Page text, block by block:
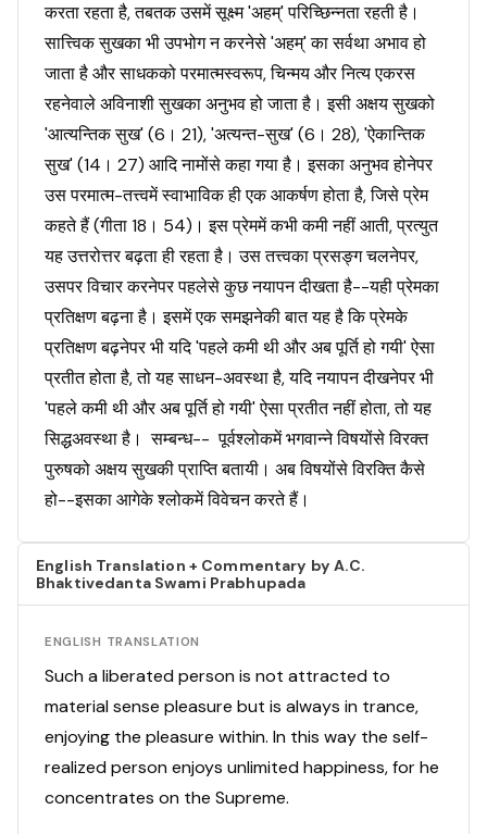
करता रहता है, तबतक उसमें सूक्ष्म 'अहम्' परिच्छिन्नता रहती है।
सात्त्विक सुखका भी उपभोग न करनेसे 'अहम्' का सर्वथा अभाव हो
जाता है और साधकको परमात्मस्वरूप, चिन्मय और नित्य एकरस
रहनेवाले अविनाशी सुखका अनुभव हो जाता है। इसी अक्षय सुखको
'आत्यन्तिक सुख' (6। 21), 'अत्यन्त-सुख' (6। 28), 'ऐकान्तिक
सुख' (14। 27) आदि नामोंसे कहा गया है। इसका अनुभव होनेपर
उस परमात्म-तत्त्वमें स्वाभाविक ही एक आकर्षण होता है, जिसे प्रेम
कहते हैं (गीता 18। 54)। इस प्रेममें कभी कमी नहीं आती, प्रत्युत
यह उत्तरोत्तर बढ़ता ही रहता है। उस तत्त्वका प्रसङ्ग चलनेपर,
उसपर विचार करनेपर पहलेसे कुछ नयापन दीखता है--यही प्रेमका
प्रतिक्षण बढ़ना है। इसमें एक समझनेकी बात यह है कि प्रेमके
प्रतिक्षण बढ़नेपर भी यदि 'पहले कमी थी और अब पूर्ति हो गयी' ऐसा
प्रतीत होता है, तो यह साधन-अवस्था है, यदि नयापन दीखनेपर भी
'पहले कमी थी और अब पूर्ति हो गयी' ऐसा प्रतीत नहीं होता, तो यह
सिद्धअवस्था है। सम्बन्ध-- पूर्वश्लोकमें भगवान्ने विषयोंसे विरक्त
पुरुषको अक्षय सुखकी प्राप्ति बतायी। अब विषयोंसे विरक्ति कैसे
हो--इसका आगेके श्लोकमें विवेचन करते हैं।
English Translation + Commentary by A.C.
Bhaktivedanta Swami Prabhupada
ENGLISH TRANSLATION
Such a liberated person is not attracted to
material sense pleasure but is always in trance,
enjoying the pleasure within. In this way the self-
realized person enjoys unlimited happiness, for he
concentrates on the Supreme.